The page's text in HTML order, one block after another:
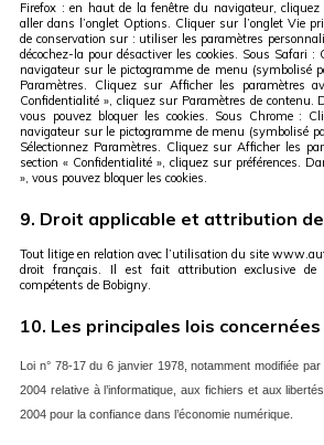
Firefox : en haut de la fenêtre du navigateur,
aller dans l’onglet Options. Cliquer sur l’onglet Vie
de conservation sur : utiliser les paramètres
décochez-la pour désactiver les cookies. Sous Safari
navigateur sur le pictogramme de menu (symbolisé
Paramètres. Cliquez sur Afficher les paramètres
Confidentialité », cliquez sur Paramètres de contenu.
vous pouvez bloquer les cookies. Sous Chrome :
navigateur sur le pictogramme de menu (symbolisé
Sélectionnez Paramètres. Cliquez sur Afficher les
section « Confidentialité », cliquez sur préférences.
», vous pouvez bloquer les cookies.
9. Droit applicable et attribution
Tout litige en relation avec l’utilisation du site
droit français. Il est fait attribution exclusive de
compétents de Bobigny.
10. Les principales lois concernées
Loi n° 78-17 du 6 janvier 1978, notamment modifiée
2004 relative à l’informatique, aux fichiers et aux
2004 pour la confiance dans l’économie numérique.